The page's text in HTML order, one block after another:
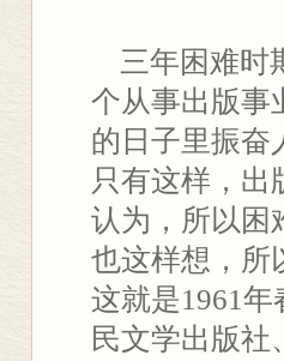
三年困难时
个从事出版事
的日子里振奋
只有这样，出
认为，所以困
也这样想，所
这就是1961
民文学出版